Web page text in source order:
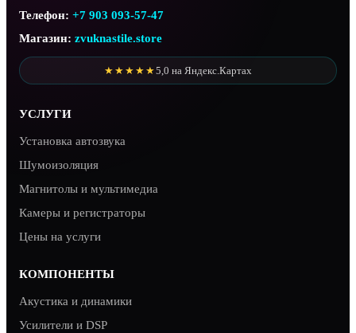
Телефон: +7 903 093-57-47
Магазин: zvuknastile.store
★★★★★5,0 на Яндекс.Картах
УСЛУГИ
Установка автозвука
Шумоизоляция
Магнитолы и мультимедиа
Камеры и регистраторы
Цены на услуги
КОМПОНЕНТЫ
Акустика и динамики
Усилители и DSP